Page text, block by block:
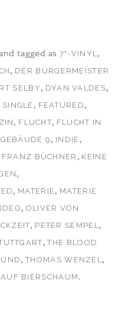
tagged as 7"-VINYL ,
, DER BÜRGERMEISTER
SELBY, DYAN VALDES,
, FEATURED ,
, FLUCHT, FLUCHT IN
GEBÄUDE 9 , INDIE ,
FRANZ BÜCHNER , KEINE
,
, MATERIE , MATERIE
, OLIVER VON
, PETER SEMPEL ,
,THE BLOOD
,THOMAS WENZEL ,
BIERSCHAUM .